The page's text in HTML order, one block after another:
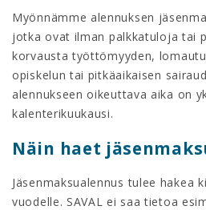
Myönnämme alennuksen
jotka ovat ilman palkkatuloja tai
korvausta työttömyyden,
opiskelun tai pitkäaikaisen
alennukseen oikeuttava aika on
kalenterikuukausi.
Näin haet
Jäsenmaksualennus tulee hakea
vuodelle. SAVAL ei saa tietoa